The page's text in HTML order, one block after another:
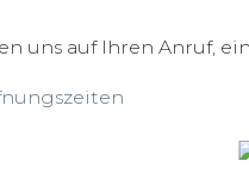
uns auf Ihren Anruf,